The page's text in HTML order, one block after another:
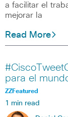
a facilitar el
mejorar la
Read More
para el
ZZFeatured
1 min read